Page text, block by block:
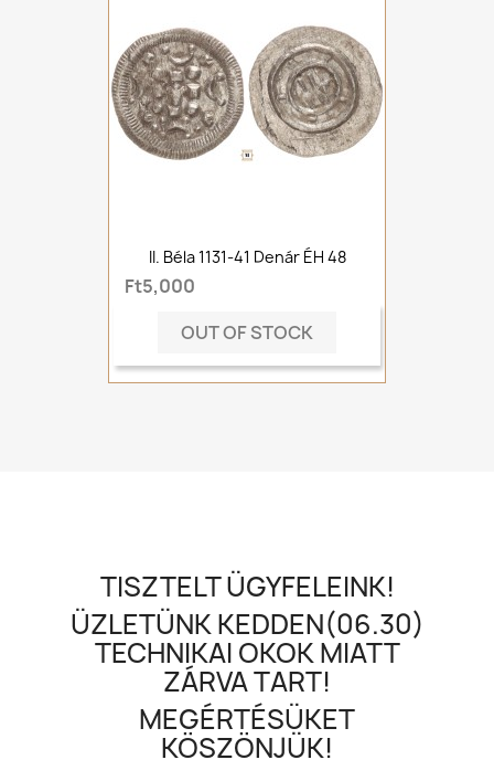
II. Béla 1131-41 Denár ÉH 48
Ft5,000
OUT OF STOCK
TISZTELT ÜGYFELEINK!
ÜZLETÜNK KEDDEN(06.30)
TECHNIKAI OKOK MIATT
ZÁRVA TART!
MEGÉRTÉSÜKET
KÖSZÖNJÜK!